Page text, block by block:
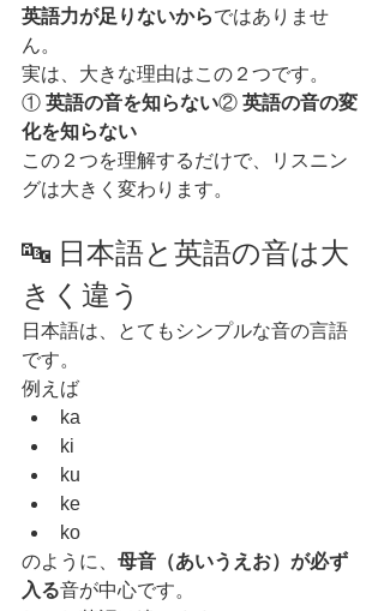
英語力が足りないからではありませ
ん。
実は、大きな理由はこの２つです。
① 英語の音を知らない② 英語の音の変
化を知らない
この２つを理解するだけで、リスニン
グは大きく変わります。
🔤 日本語と英語の音は大
きく違う
日本語は、とてもシンプルな音の言語
です。
例えば
ka
ki
ku
ke
ko
のように、 母音（あいうえお）が必ず
入る音が中心です。